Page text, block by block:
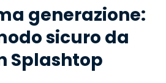
generazione:
sicuro da
Splashtop